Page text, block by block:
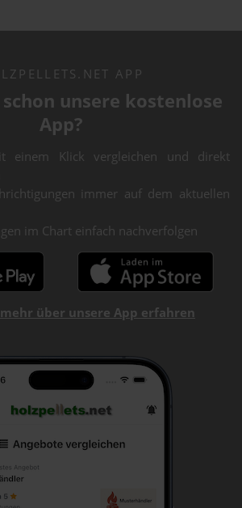
APP
schon unsere kostenlose
App?
einem Klick vergleichen und direkt
immer auf dem aktuellen
im Chart einfach nachverfolgen
über unsere App erfahren